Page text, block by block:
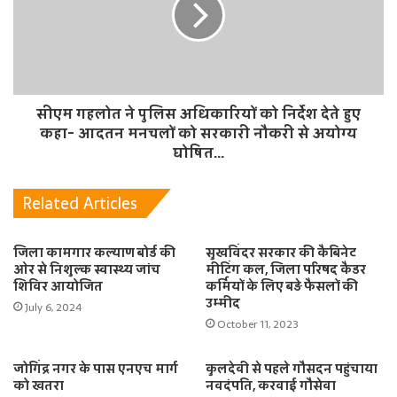
सीएम गहलोत ने पुलिस अधिकारियों को निर्देश देते हुए
कहा- आदतन मनचलों को सरकारी नौकरी से अयोग्य
घोषित...
Related Articles
जिला कामगार कल्याण बोर्ड की
ओर से निशुल्क स्वास्थ्य जांच
शिविर आयोजित
July 6, 2024
सुखविंदर सरकार की कैबिनेट
मीटिंग कल, जिला परिषद कैडर
कर्मियों के लिए बड़े फैसलों की
उम्मीद
October 11, 2023
जोगिंद्र नगर के पास एनएच मार्ग
को खतरा
कुलदेवी से पहले गौसदन पहुंचाया
नवदंपति, करवाई गौसेवा